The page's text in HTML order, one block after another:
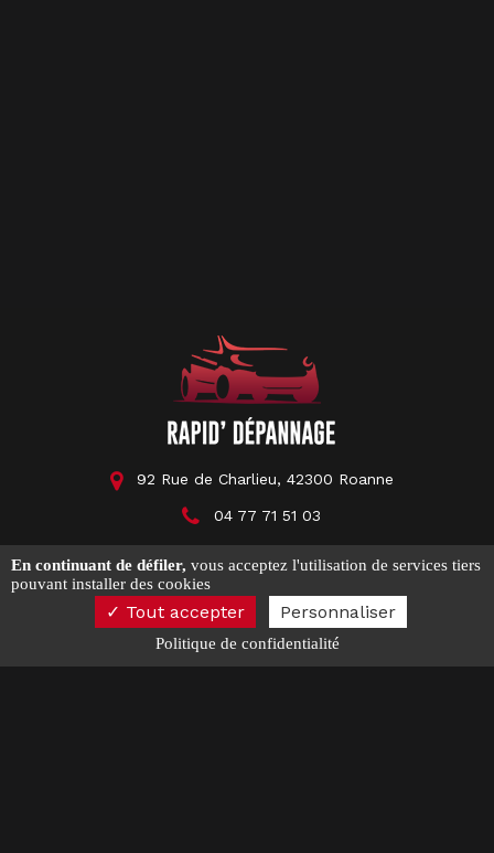
92 Rue de Charlieu, 42300 Roanne
04 77 71 51 03
garagecolas@hotmail.com
En continuant de défiler, vous acceptez l'utilisation de services tiers
pouvant installer des cookies
Tout accepter Personnaliser
Politique de confidentialité